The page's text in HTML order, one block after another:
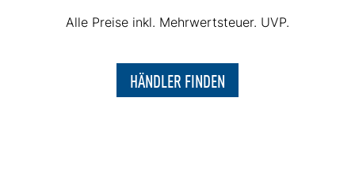
Alle Preise inkl. Mehrwertsteuer. UVP.
HÄNDLER FINDEN